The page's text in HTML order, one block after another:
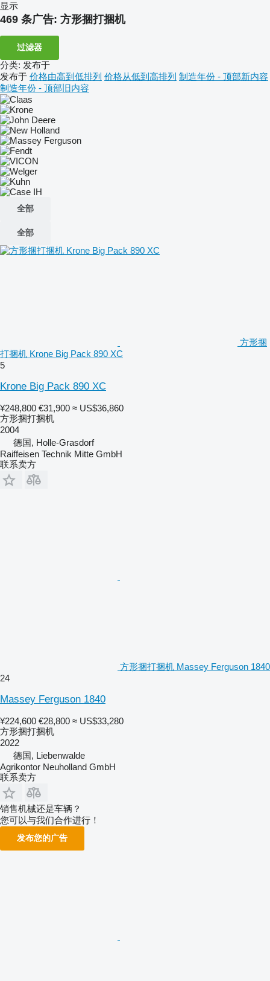
显示
469 条广告: 方形捆打捆机
过滤器
分类: 发布于
发布于 价格由高到低排列 价格从低到高排列 制造年份 - 顶部新内容
制造年份 - 顶部旧内容
全部
全部
方形捆
打捆机 Krone Big Pack 890 XC
5
Krone Big Pack 890 XC
¥248,800 €31,900 ≈ US$36,860
方形捆打捆机
2004
德国, Holle-Grasdorf
Raiffeisen Technik Mitte GmbH
联系卖方
方形捆打捆机 Massey Ferguson 1840
24
Massey Ferguson 1840
¥224,600 €28,800 ≈ US$33,280
方形捆打捆机
2022
德国, Liebenwalde
Agrikontor Neuholland GmbH
联系卖方
销售机械还是车辆？
您可以与我们合作进行！
发布您的广告